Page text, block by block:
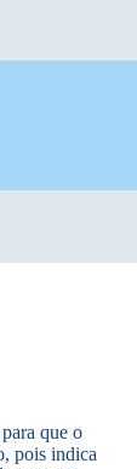
que o
pois indica